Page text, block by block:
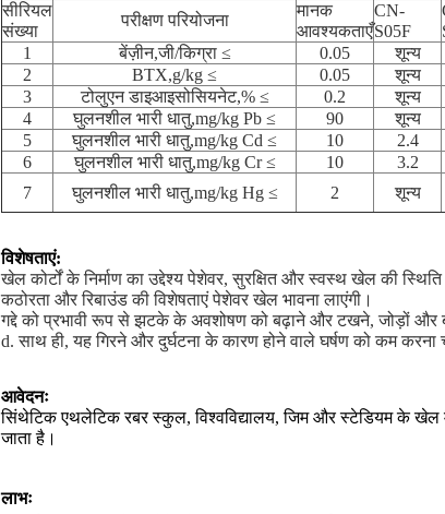
सीरियल
संख्या
परीक्षण परियोजना
मानक
आवश्यकताएँ
CN-
S05F
1
बेंज़ीन,जी/किग्रा ≤ 0.05 शून्य
2
BTX,g/kg ≤ 0.05 शून्य
3
टोलुएन डाइआइसोसियनेट,% ≤ 0.2 शून्य
4
घुलनशील भारी धातु,mg/kg Pb ≤ 90 शून्य
5
घुलनशील भारी धातु,mg/kg Cd ≤ 10 2.4
6
घुलनशील भारी धातु,mg/kg Cr ≤ 10 3.2
7
घुलनशील भारी धातु,mg/kg Hg ≤ 2 शून्य
विशेषताएं:
खेल कोर्टों के निर्माण का उद्देश्य पेशेवर, सुरक्षित और स्वस्थ खेल की
कठोरता और रिबाउंड की विशेषताएं पेशेवर खेल भावना लाएंगी।
गद्दे को प्रभावी रूप से झटके के अवशोषण को बढ़ाने और टखने, जोड़ों और
d. साथ ही, यह गिरने और दुर्घटना के कारण होने वाले घर्षण को कम करना
आवेदनः
सिंथेटिक एथलेटिक रबर स्कुल, विश्वविद्यालय, जिम और स्टेडियम के खेल
जाता है।
लाभः